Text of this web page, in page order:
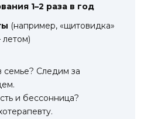
1–2 раза в год
(например, «щитовидка»
семье? Следим за
и бессонница?